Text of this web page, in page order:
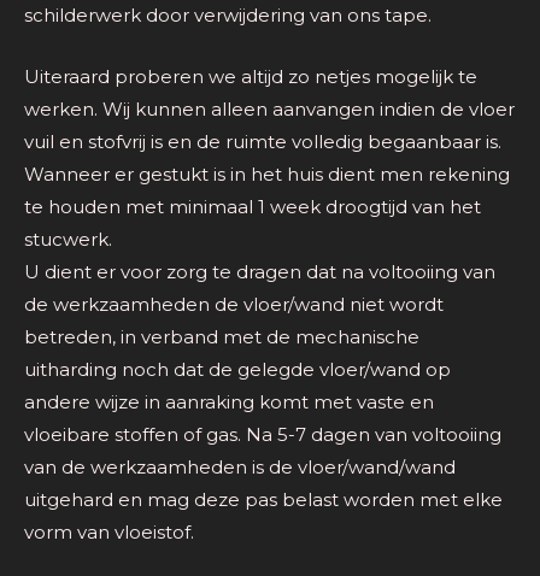
schilderwerk door verwijdering van ons tape.
Uiteraard proberen we altijd zo netjes mogelijk te
werken. Wij kunnen alleen aanvangen indien de vloer
vuil en stofvrij is en de ruimte volledig begaanbaar is.
Wanneer er gestukt is in het huis dient men rekening
te houden met minimaal 1 week droogtijd van het
stucwerk.
U dient er voor zorg te dragen dat na voltooiing van
de werkzaamheden de vloer/wand niet wordt
betreden, in verband met de mechanische
uitharding noch dat de gelegde vloer/wand op
andere wijze in aanraking komt met vaste en
vloeibare stoffen of gas. Na 5-7 dagen van voltooiing
van de werkzaamheden is de vloer/wand/wand
uitgehard en mag deze pas belast worden met elke
vorm van vloeistof.